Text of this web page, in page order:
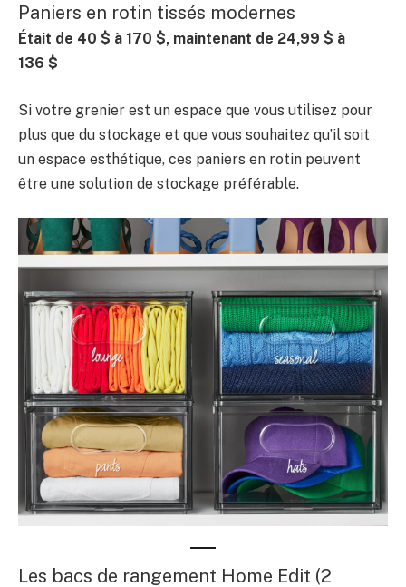
Paniers en rotin tissés modernes
Était de 40 $ à 170 $, maintenant de 24,99 $ à
136 $
Si votre grenier est un espace que vous utilisez pour
plus que du stockage et que vous souhaitez qu’il soit
un espace esthétique, ces paniers en rotin peuvent
être une solution de stockage préférable.
Les bacs de rangement Home Edit (2